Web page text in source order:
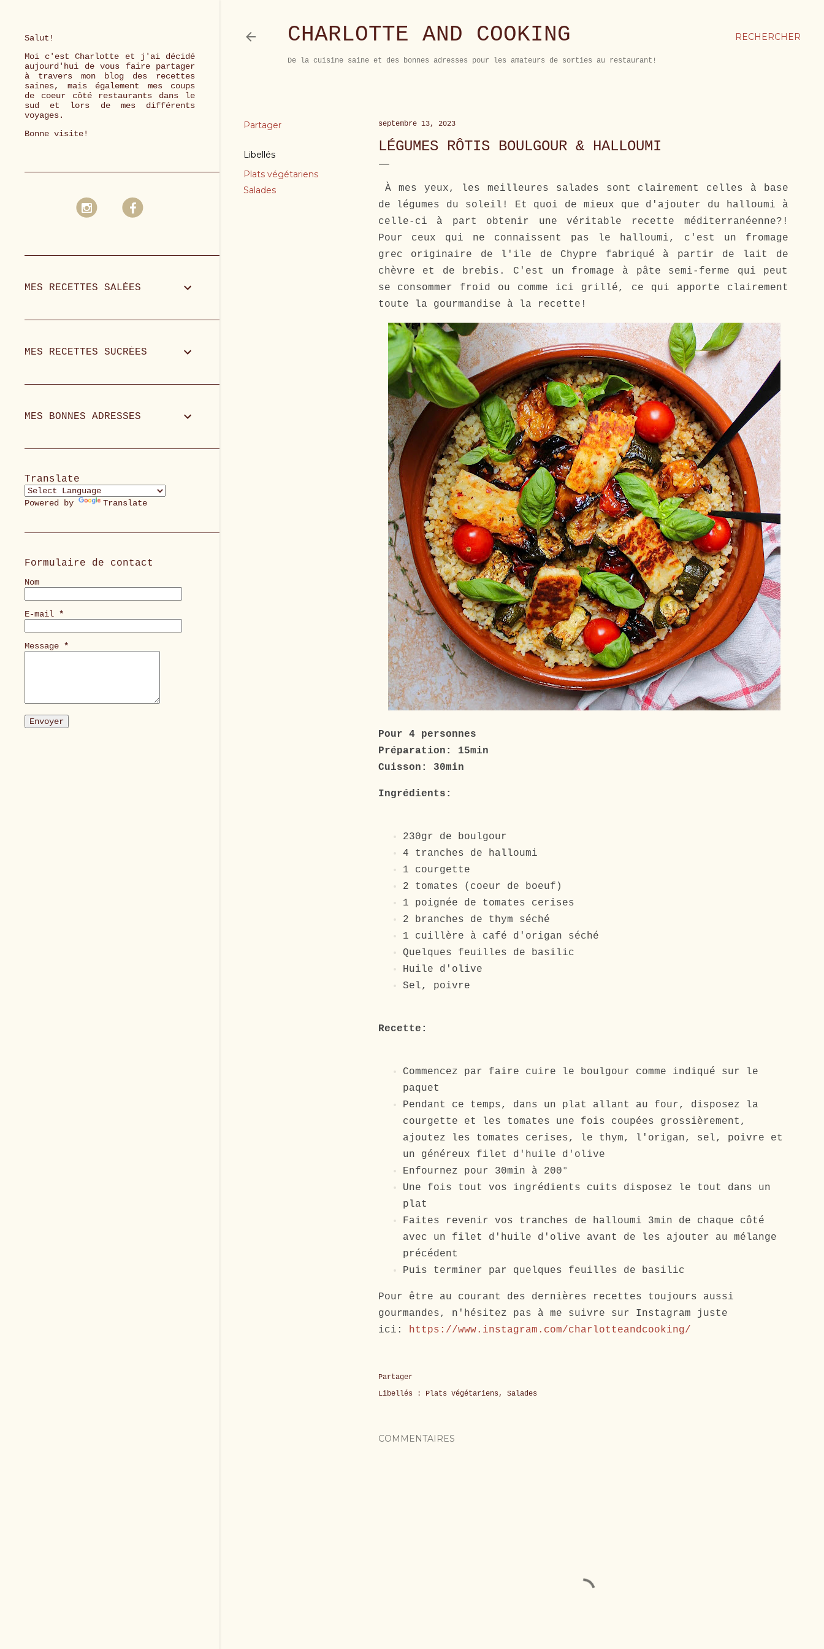
RECHERCHER
CHARLOTTE AND COOKING
De la cuisine saine et des bonnes adresses pour les amateurs de sorties au restaurant!
Partager
Libellés
Plats végétariens
Salades
septembre 13, 2023
LÉGUMES RÔTIS BOULGOUR & HALLOUMI
À mes yeux, les meilleures salades sont clairement celles à base
de légumes du soleil! Et quoi de mieux que d'ajouter du halloumi à
celle-ci à part obtenir une véritable recette méditerranéenne?!
Pour ceux qui ne connaissent pas le halloumi, c'est un fromage
grec originaire de l'ile de Chypre fabriqué à partir de lait de
chèvre et de brebis. C'est un fromage à pâte semi-ferme qui peut
se consommer froid ou comme ici grillé, ce qui apporte clairement
toute la gourmandise à la recette!
Pour 4 personnes
Préparation: 15min
Cuisson: 30min
Ingrédients:
230gr de boulgour
4 tranches de halloumi
1 courgette
2 tomates (coeur de boeuf)
1 poignée de tomates cerises
2 branches de thym séché
1 cuillère à café d'origan séché
Quelques feuilles de basilic
Huile d'olive
Sel, poivre
Recette:
Commencez par faire cuire le boulgour comme indiqué sur le
paquet
Pendant ce temps, dans un plat allant au four, disposez la
courgette et les tomates une fois coupées grossièrement,
ajoutez les tomates cerises, le thym, l'origan, sel, poivre et
un généreux filet d'huile d'olive
Enfournez pour 30min à 200°
Une fois tout vos ingrédients cuits disposez le tout dans un
plat
Faites revenir vos tranches de halloumi 3min de chaque côté
avec un filet d'huile d'olive avant de les ajouter au mélange
précédent
Puis terminer par quelques feuilles de basilic
Pour être au courant des dernières recettes toujours aussi
gourmandes, n'hésitez pas à me suivre sur Instagram juste
ici: https://www.instagram.com/charlotteandcooking/
Partager
Libellés :
Plats végétariens Salades
COMMENTAIRES
Salut!
Moi c'est Charlotte et j'ai décidé
aujourd'hui de vous faire partager
à travers mon blog des recettes
saines, mais également mes coups
de coeur côté restaurants dans le
sud et lors de mes différents
voyages.
Bonne visite!
MES RECETTES SALÉES
MES RECETTES SUCRÉES
MES BONNES ADRESSES
Translate
Powered by Translate
Formulaire de contact
Nom
E-mail *
Message *